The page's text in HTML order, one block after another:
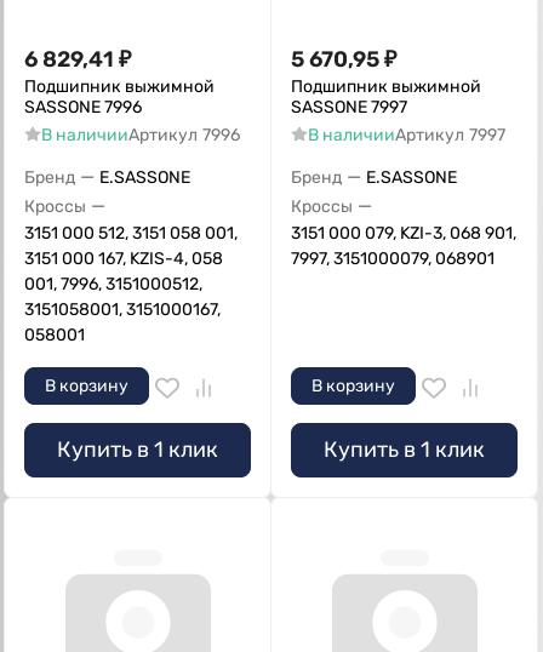
6 829,41 ₽
Подшипник выжимной
SASSONE 7996
В наличииАртикул 7996
Бренд — E.SASSONE
Кроссы —
3151 000 512, 3151 058 001,
3151 000 167, KZIS-4, 058
001, 7996, 3151000512,
3151058001, 3151000167,
058001
В корзину
Купить в 1 клик
5 670,95₽
Подшипник выжимной
SASSONE 7997
В наличииАртикул 7997
Бренд — E.SASSONE
Кроссы —
3151 000 079, KZI-3, 068 901,
7997, 3151000079, 068901
В корзину
Купить в 1 клик